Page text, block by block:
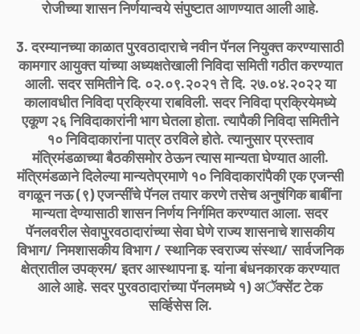
रोजीच्या शासन निर्णयान्वये संपुष्टात आणण्यात आली आहे.
3. दरम्यानच्या काळात पुरवठादाराचे नवीन पॅनल नियुक्त करण्यासाठी
कामगार आयुक्त यांच्या अध्यक्षतेखाली निविदा समिती गठीत करण्यात
आली. सदर समितीने दि. ०२.०९.२०२१ ते दि. २७.०४.२०२२ या
कालावधीत निविदा प्रक्रिया राबविली. सदर निविदा प्रक्रियेमध्ये
एकूण २६ निविदाकारांनी भाग घेतला होता. त्यापैकी निविदा समितीने
१० निविदाकारांना पात्र ठरविले होते. त्यानुसार प्रस्ताव
मंत्रिमंडळाच्या बैठकीसमोर ठेऊन त्यास मान्यता घेण्यात आली.
मंत्रिमंडळाने दिलेल्या मान्यतेप्रमाणे १० निविदाकारांपैकी एक एजन्सी
वगळून नऊ (९) एजन्सींचे पॅनल तयार करणे तसेच अनुषंगिक बाबींना
मान्यता देण्यासाठी शासन निर्णय निर्गमित करण्यात आला. सदर
पॅनलवरील सेवापुरवठादारांच्या सेवा घेणे राज्य शासनाचे शासकीय
विभाग/ निमशासकीय विभाग / स्थानिक स्वराज्य संस्था/ सार्वजनिक
क्षेत्रातील उपक्रम/ इतर आस्थापना इ. यांना बंधनकारक करण्यात
आले आहे. सदर पुरवठादारांच्या पॅनलमध्ये १) अॅक्सेंट टेक
सर्व्हिसेस लि.